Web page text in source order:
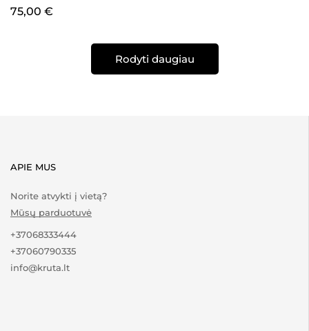
75,00 €
Rodyti daugiau
APIE MUS
Norite atvykti į vietą?
Mūsų parduotuvė
+37068333444
+37060790335
info@kruta.lt